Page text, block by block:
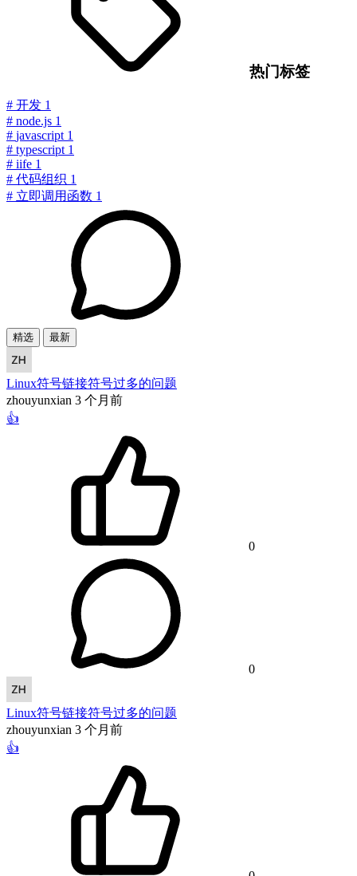
热门标签
# 开发 1
# node.js 1
# javascript 1
# typescript 1
# iife 1
# 代码组织 1
# 立即调用函数 1
精选 最新
Linux符号链接符号过多的问题
zhouyunxian 3 个月前
👍
0
0
Linux符号链接符号过多的问题
zhouyunxian 3 个月前
👍